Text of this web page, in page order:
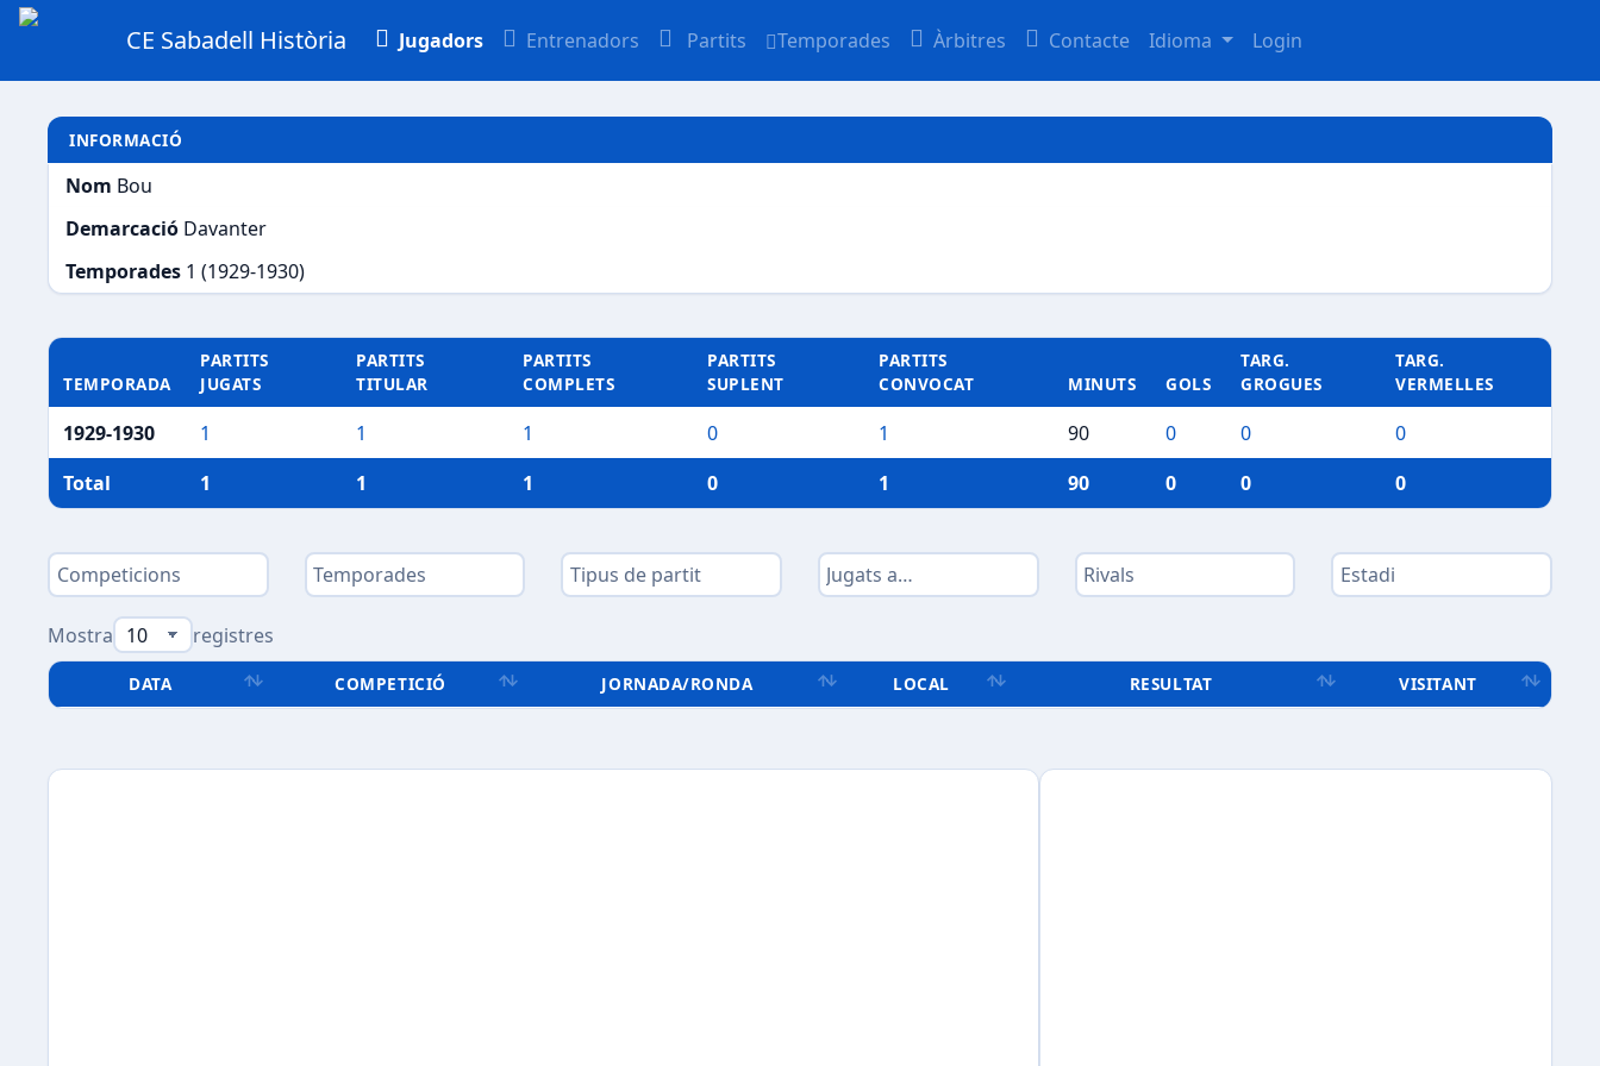
CE Sabadell Història Jugadors Entrenadors Partits Temporades Àrbitres Contacte Idioma Login
INFORMACIÓ
Nom Bou
Demarcació Davanter
Temporades 1 (1929-1930)
TEMPORADA
PARTITS
JUGATS
PARTITS
TITULAR
PARTITS
COMPLETS
PARTITS
SUPLENT
PARTITS
CONVOCAT
MINUTS GOLS
TARG.
GROGUES
TARG.
VERMELLES
1929-1930 1 1 1 0 1 90 0 0
0
Total
1 1 1 0 1 90 0 0 0
Mostra registres
DATA COMPETICIÓ JORNADA/RONDA LOCAL RESULTAT VISITANT